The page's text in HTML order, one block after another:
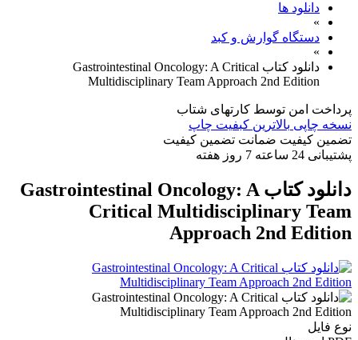
دانلود ها
»
دستگاه گوارش و کبد
»
دانلود کتاب Gastrointestinal Oncology: A Critical
Multidisciplinary Team Approach 2nd Edition
پرداخت امن توسط کارتهای شتاب
نسخه چاپی بالاترین کبفیت چاپ
تضمین کیفیت ضمانت تضمین کیفیت
پشتیبانی 24 ساعته 7 روز هفته
دانلود کتاب Gastrointestinal Oncology: A
Critical Multidisciplinary Team
Approach 2nd Edition
نوع فایل